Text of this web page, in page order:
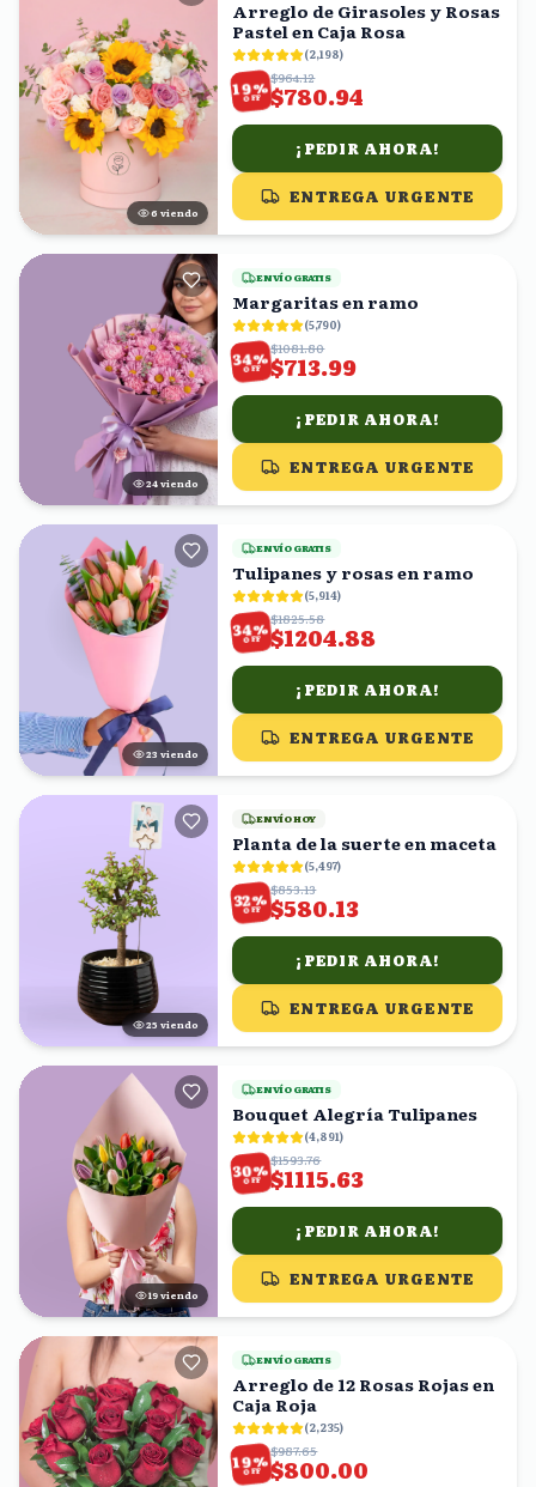
5 viendo
Arreglo de Girasoles y Rosas
Pastel en Caja Rosa
(2,198)
19%
OFF
$964.12
$780.94
¡PEDIR AHORA!
ENTREGA URGENTE
25 viendo
ENVÍO GRATIS
Margaritas en ramo
(5,790)
34%
OFF
$1081.80
$713.99
¡PEDIR AHORA!
ENTREGA URGENTE
24 viendo
ENVÍO GRATIS
Tulipanes y rosas en ramo
(5,914)
34%
OFF
$1825.58
$1204.88
¡PEDIR AHORA!
ENTREGA URGENTE
25 viendo
ENVÍO HOY
Planta de la suerte en maceta
(5,497)
32%
OFF
$853.13
$580.13
¡PEDIR AHORA!
ENTREGA URGENTE
19 viendo
ENVÍO GRATIS
Bouquet Alegría Tulipanes
(4,891)
30%
OFF
$1593.76
$1115.63
¡PEDIR AHORA!
ENTREGA URGENTE
ENVÍO GRATIS
Arreglo de 12 Rosas Rojas en
Caja Roja
(2,235)
19%
OFF
$987.65
$800.00